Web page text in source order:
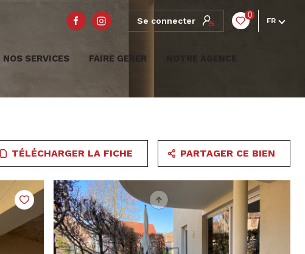
Se connecter
0
FR
NOS SERVICES FAIRE GERER
TÉLÉCHARGER LA FICHE PARTAGER CE BIEN